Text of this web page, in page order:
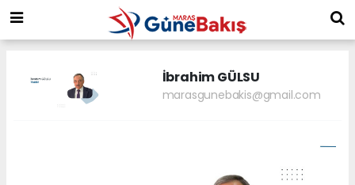
İbrahim GÜLSU
marasgunebakis@gmail.com